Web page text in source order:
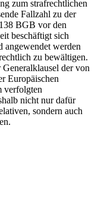
zum strafrechtlichen
Fallzahl zu der
BGB vor den
beschäftigt sich
angewendet werden
zu bewältigen.
der von
Europäischen
verfolgten
nicht nur dafür
sondern auch